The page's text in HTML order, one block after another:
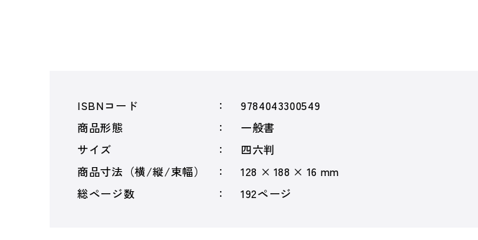
ISBNコード
9784043300549
商品形態
一般書
サイズ
四六判
商品寸法（横/縦/束幅）
128 × 188 × 16 mm
総ページ数
192ページ